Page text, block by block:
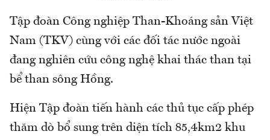
Tập đoàn Công nghiệp Than-Khoáng sản Việt
Nam (TKV) cùng với các đối tác nước ngoài
đang nghiên cứu công nghệ khai thác than tại
bể than sông Hồng.
Hiện Tập đoàn tiến hành các thủ tục cấp phép
thăm dò bổ sung trên diện tích 85,4km2 khu